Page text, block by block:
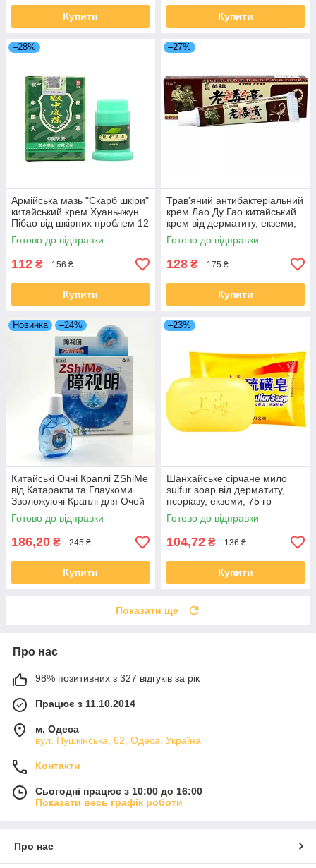
Купити Купити
–28%
Армійська мазь "Скарб шкіри"
китайський крем Хуаньчжун
Пібао від шкірних проблем 12
гГотово до відправки
112 ₴ 156 ₴
Купити
–27%
Трав'яний антибактеріальний
крем Лао Ду Гао китайський
крем від дерматиту, екземи,
псоріазу 15 г
Готово до відправки
128 ₴ 175 ₴
Купити
Новинка –24%
Китайські Очні Краплі ZShiMe
від Катаракти та Глаукоми.
Зволожуючі Краплі для Очей
від Сухості та Втоми, 10мл
Готово до відправки
186,20 ₴ 245 ₴
Купити
–23%
Шанхайське сірчане мило
sulfur soap від дерматиту,
псоріазу, екземи, 75 гр
Готово до відправки
104,72 ₴ 136 ₴
Купити
Показати ще
Про нас
98% позитивних з 327 відгуків за рік
Працює з 11.10.2014
м. Одеса
вул. Пушкінська, 62, Одеса, Україна
Контакти
Сьогодні працює з 10:00 до 16:00
Показати весь графік роботи
Про нас